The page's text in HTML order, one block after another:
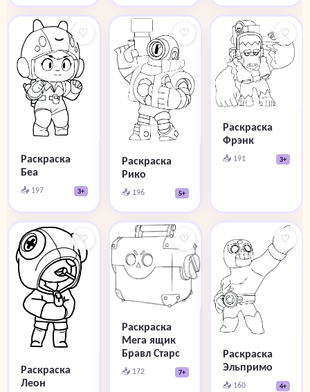
♡
Раскраска
Беа
📥 197 3+
♡
Раскраска
Рико
📥 196 5+
♡
Раскраска
Фрэнк
📥 191 3+
♡
Раскраска
Леон
♡
Раскраска
Мега ящик
Бравл Старс
📥 172 7+
♡
Раскраска
Эльпримо
📥 160 4+